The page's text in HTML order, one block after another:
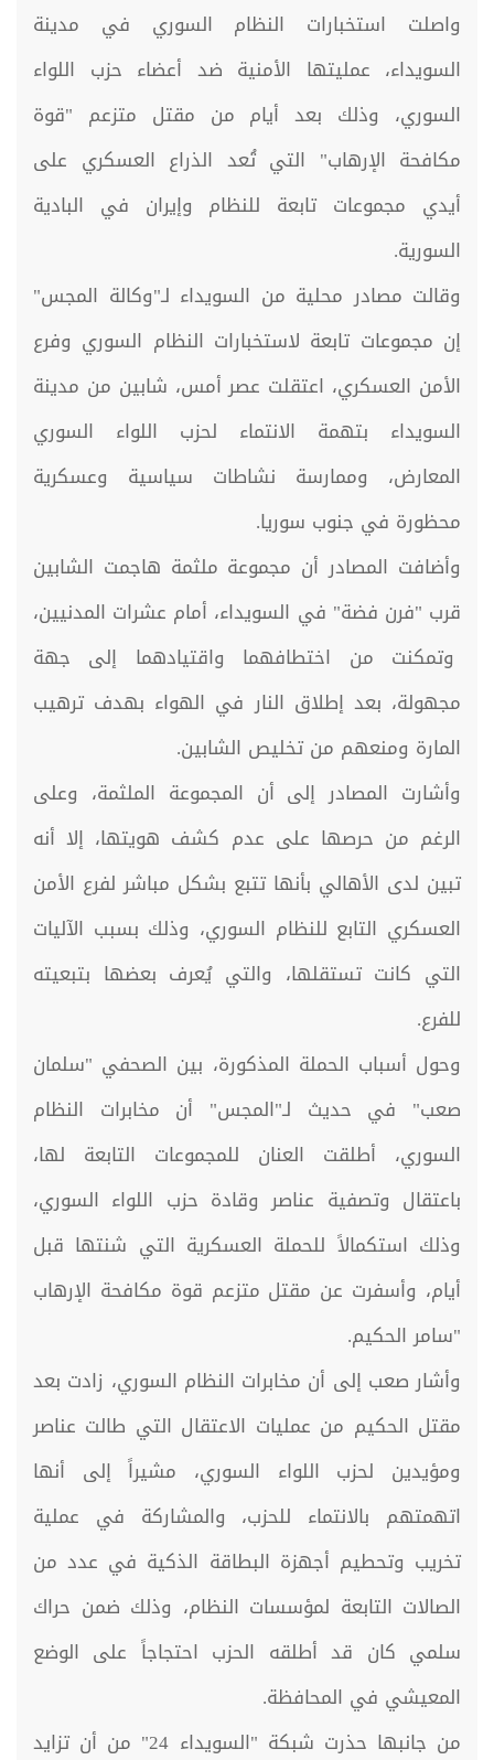
واصلت استخبارات النظام السوري في مدينة
السويداء، عمليتها الأمنية ضد أعضاء حزب اللواء
السوري، وذلك بعد أيام من مقتل متزعم "قوة
مكافحة الإرهاب" التي تُعد الذراع العسكري على
أيدي مجموعات تابعة للنظام وإيران في البادية
السورية.
وقالت مصادر محلية من السويداء لـ"وكالة المجس"
إن مجموعات تابعة لاستخبارات النظام السوري وفرع
الأمن العسكري، اعتقلت عصر أمس، شابين من مدينة
السويداء بتهمة الانتماء لحزب اللواء السوري
المعارض، وممارسة نشاطات سياسية وعسكرية
محظورة في جنوب سوريا.
وأضافت المصادر أن مجموعة ملثمة هاجمت الشابين
قرب "فرن فضة" في السويداء، أمام عشرات المدنيين،
وتمكنت من اختطافهما واقتيادهما إلى جهة
مجهولة، بعد إطلاق النار في الهواء بهدف ترهيب
المارة ومنعهم من تخليص الشابين.
وأشارت المصادر إلى أن المجموعة الملثمة، وعلى
الرغم من حرصها على عدم كشف هويتها، إلا أنه
تبين لدى الأهالي بأنها تتبع بشكل مباشر لفرع الأمن
العسكري التابع للنظام السوري، وذلك بسبب الآليات
التي كانت تستقلها، والتي يُعرف بعضها بتبعيته
للفرع.
وحول أسباب الحملة المذكورة، بين الصحفي "سلمان
صعب" في حديث لـ"المجس" أن مخابرات النظام
السوري، أطلقت العنان للمجموعات التابعة لها،
باعتقال وتصفية عناصر وقادة حزب اللواء السوري،
وذلك استكمالاً للحملة العسكرية التي شنتها قبل
أيام، وأسفرت عن مقتل متزعم قوة مكافحة الإرهاب
"سامر الحكيم.
وأشار صعب إلى أن مخابرات النظام السوري، زادت بعد
مقتل الحكيم من عمليات الاعتقال التي طالت عناصر
ومؤيدين لحزب اللواء السوري، مشيراً إلى أنها
اتهمتهم بالانتماء للحزب، والمشاركة في عملية
تخريب وتحطيم أجهزة البطاقة الذكية في عدد من
الصالات التابعة لمؤسسات النظام، وذلك ضمن حراك
سلمي كان قد أطلقه الحزب احتجاجاً على الوضع
المعيشي في المحافظة.
من جانبها حذرت شبكة "السويداء 24" من أن تزايد